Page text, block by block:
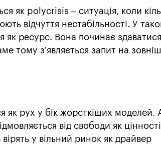
як polycrisis – ситуація, коли
відчуття нестабільності. У
як ресурс. Вона починає здаватися
тому з’являється запит на
рух у бік жорсткіших моделей.
від свободи як
у вільний ринок як драйвер